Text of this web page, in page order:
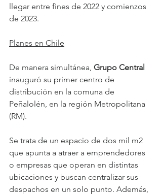
llegar entre fines de 2022 y comienzos
de 2023.
Planes en Chile
De manera simultánea, Grupo Central
inauguró su primer centro de
distribución en la comuna de
Peñalolén, en la región Metropolitana
(RM).
Se trata de un espacio de dos mil m2
que apunta a atraer a emprendedores
o empresas que operan en distintas
ubicaciones y buscan centralizar sus
despachos en un solo punto. Además,